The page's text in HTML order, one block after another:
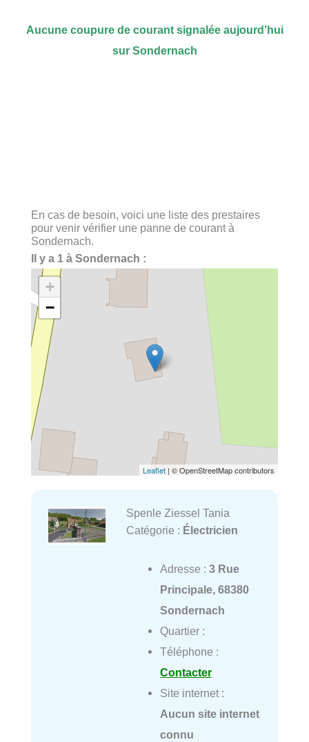
Aucune coupure de courant signalée aujourd’hui
sur Sondernach
En cas de besoin, voici une liste des prestaires
pour venir vérifier une panne de courant à
Sondernach.
Il y a 1 à Sondernach :
+
−
Leaflet | © OpenStreetMap contributors
Spenle Ziessel Tania
Catégorie : Électricien
Adresse : 3 Rue
Principale, 68380
Sondernach
Quartier :
Téléphone :
Contacter
Site internet :
Aucun site internet
connu